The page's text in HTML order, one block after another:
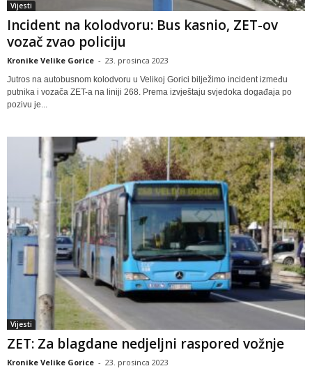
Vijesti
Incident na kolodvoru: Bus kasnio, ZET-ov
vozač zvao policiju
Kronike Velike Gorice - 23. prosinca 2023
Jutros na autobusnom kolodvoru u Velikoj Gorici bilježimo incident između
putnika i vozača ZET-a na liniji 268. Prema izvještaju svjedoka događaja po
pozivu je...
Vijesti
ZET: Za blagdane nedjeljni raspored vožnje
Kronike Velike Gorice - 23. prosinca 2023